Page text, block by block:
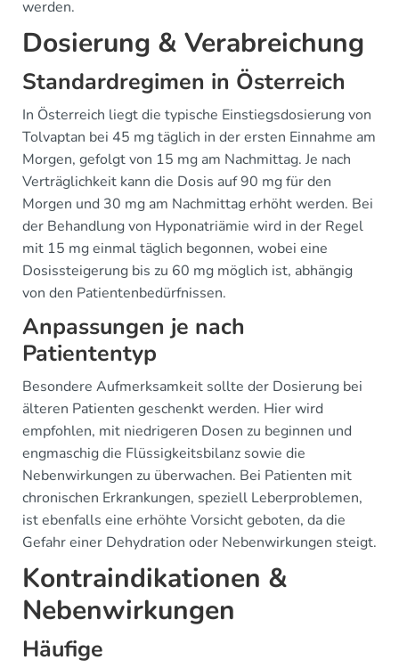
werden.
Dosierung & Verabreichung
Standardregimen in Österreich
In Österreich liegt die typische Einstiegsdosierung von
Tolvaptan bei 45 mg täglich in der ersten Einnahme am
Morgen, gefolgt von 15 mg am Nachmittag. Je nach
Verträglichkeit kann die Dosis auf 90 mg für den
Morgen und 30 mg am Nachmittag erhöht werden. Bei
der Behandlung von Hyponatriämie wird in der Regel
mit 15 mg einmal täglich begonnen, wobei eine
Dosissteigerung bis zu 60 mg möglich ist, abhängig
von den Patientenbedürfnissen.
Anpassungen je nach
Patiententyp
Besondere Aufmerksamkeit sollte der Dosierung bei
älteren Patienten geschenkt werden. Hier wird
empfohlen, mit niedrigeren Dosen zu beginnen und
engmaschig die Flüssigkeitsbilanz sowie die
Nebenwirkungen zu überwachen. Bei Patienten mit
chronischen Erkrankungen, speziell Leberproblemen,
ist ebenfalls eine erhöhte Vorsicht geboten, da die
Gefahr einer Dehydration oder Nebenwirkungen steigt.
Kontraindikationen &
Nebenwirkungen
Häufige